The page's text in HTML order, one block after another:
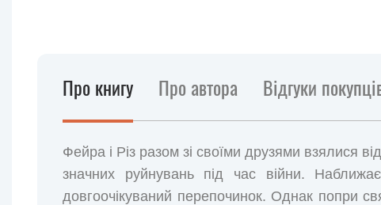
Про книгу Про автора Відгуки
Фейра і Різ разом зі своїми друзями взялися
значних руйнувань під час війни.
довгоочікуваний перепочинок. Однак попри